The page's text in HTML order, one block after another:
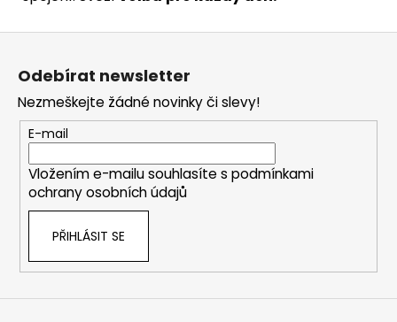
Odebírat newsletter
Nezmeškejte žádné novinky či slevy!
E-mail
Vložením e-mailu souhlasíte s podmínkami
ochrany osobních údajů
PŘIHLÁSIT SE